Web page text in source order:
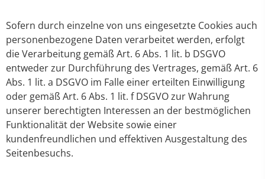
Sofern durch einzelne von uns eingesetzte Cookies auch
personenbezogene Daten verarbeitet werden, erfolgt
die Verarbeitung gemäß Art. 6 Abs. 1 lit. b DSGVO
entweder zur Durchführung des Vertrages, gemäß Art. 6
Abs. 1 lit. a DSGVO im Falle einer erteilten Einwilligung
oder gemäß Art. 6 Abs. 1 lit. f DSGVO zur Wahrung
unserer berechtigten Interessen an der bestmöglichen
Funktionalität der Website sowie einer
kundenfreundlichen und effektiven Ausgestaltung des
Seitenbesuchs.